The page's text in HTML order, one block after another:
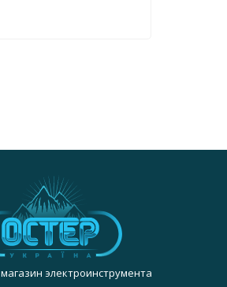
электроинструмента